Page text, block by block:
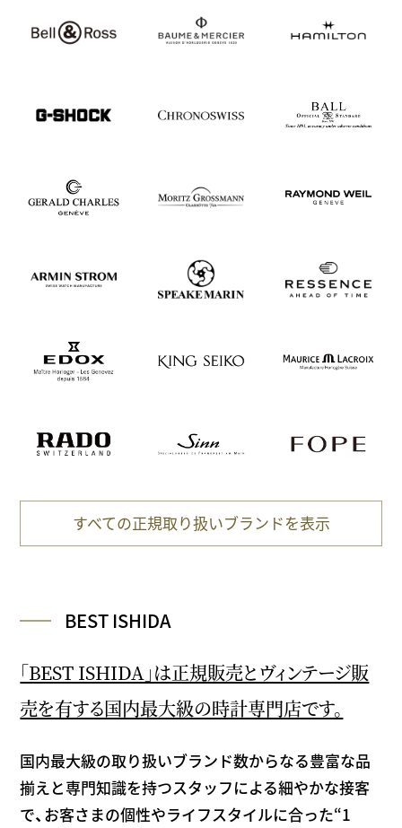
すべての正規取り扱いブランドを表示
BEST ISHIDA
「BEST ISHIDA」は正規販売とヴィンテージ販
売を有する国内最大級の時計専門店です。
国内最大級の取り扱いブランド数からなる豊富な品
揃えと専門知識を持つスタッフによる細やかな接客
で、お客さまの個性やライフスタイルに合った“1